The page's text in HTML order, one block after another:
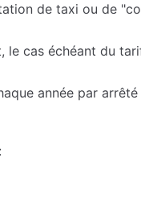
de taxi ou de
cas échéant du
année par